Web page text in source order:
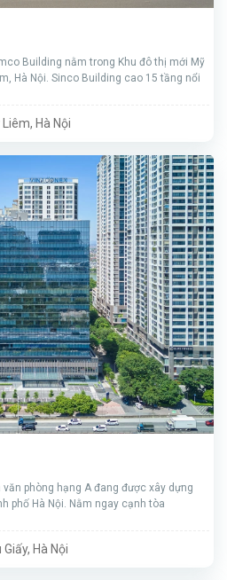
Building nằm trong Khu đô thị mới Mỹ
Hà Nội. Sinco Building cao 15 tầng nổi
Hà Nội
phòng hạng A đang được xây dựng
phố Hà Nội. Nằm ngay cạnh tòa
Hà Nội